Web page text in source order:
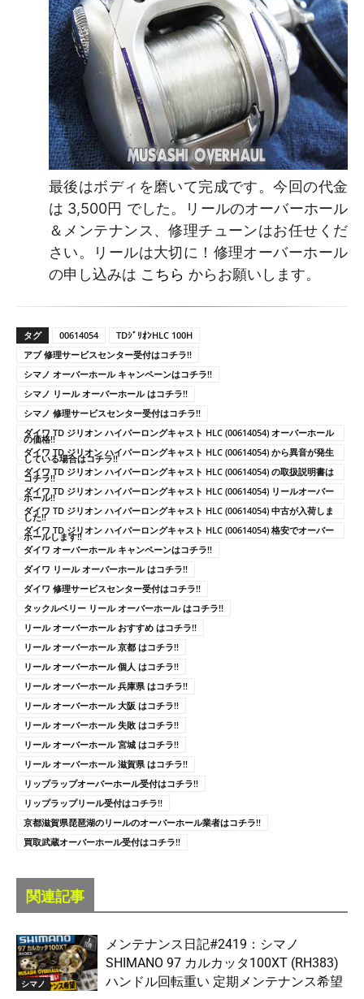
最後はボディを磨いて完成です。今回の代金
は 3,500円 でした。リールのオーバーホール
＆メンテナンス、修理チューンはお任せくだ
さい。リールは大切に！修理オーバーホール
の申し込みは こちら からお願いします。
タグ 00614054
TDｼﾞﾘｵﾝHLC 100H
アブ 修理サービスセンター受付はコチラ!!
シマノ オーバーホール キャンペーンはコチラ!!
シマノ リール オーバーホール はコチラ!!
シマノ 修理サービスセンター受付はコチラ!!
ダイワ TD ジリオン ハイパーロングキャスト HLC (00614054) オーバーホール
の価格!!
ダイワ TD ジリオン ハイパーロングキャスト HLC (00614054) から異音が発生
している場合はコチラ!!
ダイワ TD ジリオン ハイパーロングキャスト HLC (00614054) の取扱説明書は
コチラ!!
ダイワ TD ジリオン ハイパーロングキャスト HLC (00614054) リールオーバー
ホール!!
ダイワ TD ジリオン ハイパーロングキャスト HLC (00614054) 中古が入荷しま
した!!
ダイワ TD ジリオン ハイパーロングキャスト HLC (00614054) 格安でオーバー
ホールします!!
ダイワ オーバーホール キャンペーンはコチラ!!
ダイワ リール オーバーホール はコチラ!!
ダイワ 修理サービスセンター受付はコチラ!!
タックルベリー リール オーバーホール はコチラ!!
リール オーバーホール おすすめ はコチラ!!
リール オーバーホール 京都 はコチラ!!
リール オーバーホール 個人 はコチラ!!
リール オーバーホール 兵庫県 はコチラ!!
リール オーバーホール 大阪 はコチラ!!
リール オーバーホール 失敗 はコチラ!!
リール オーバーホール 宮城 はコチラ!!
リール オーバーホール 滋賀県 はコチラ!!
リップラップオーバーホール受付はコチラ!!
リップラップリール受付はコチラ!!
京都滋賀県琵琶湖のリールのオーバーホール業者はコチラ!!
買取武蔵オーバーホール受付はコチラ!!
関連記事
シマノ
メンテナンス日記#2419：シマノ
SHIMANO 97 カルカッタ100XT (RH383)
ハンドル回転重い 定期メンテナンス希望